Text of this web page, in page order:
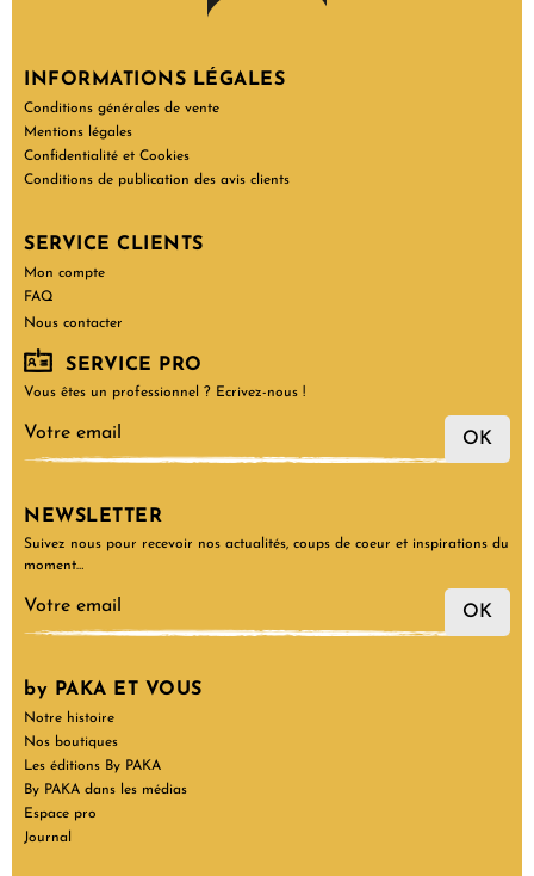
INFORMATIONS LÉGALES
Conditions générales de vente
Mentions légales
Confidentialité et Cookies
Conditions de publication des avis clients
SERVICE CLIENTS
Mon compte
FAQ
Nous contacter
SERVICE PRO
Vous êtes un professionnel ? Ecrivez-nous !
OK
NEWSLETTER
Suivez nous pour recevoir nos actualités, coups de coeur et inspirations du
moment…
OK
by PAKA ET VOUS
Notre histoire
Nos boutiques
Les éditions By PAKA
By PAKA dans les médias
Espace pro
Journal